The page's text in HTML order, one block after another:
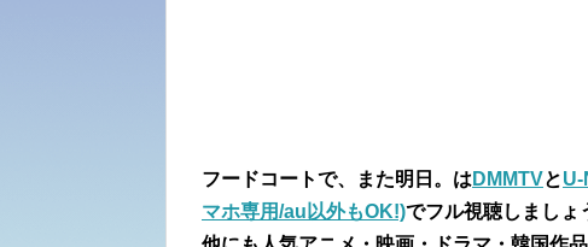
フードコートで、また明日。は DMMTVとU-
マホ専用/au以外もOK!)でフル視聴しましょ